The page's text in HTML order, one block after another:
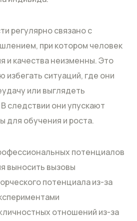
регулярно связано с
при котором человек
и качества неизменны. Это
избегать ситуаций, где они
или выглядеть
следствии они упускают
для обучения и роста.
потенциалов
выносить вызовы
потенциала из-за
отношений из-за